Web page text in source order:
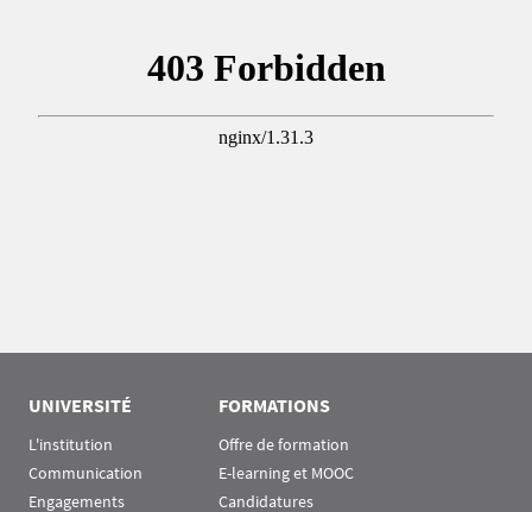
UNIVERSITÉ
L'institution
Communication
Engagements
FORMATIONS
Offre de formation
E-learning et MOOC
Candidatures